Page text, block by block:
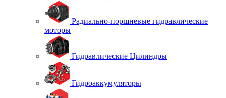
Радиально-поршневые гидравлические
моторы
Гидравлические Цилиндры
Гидроаккумуляторы